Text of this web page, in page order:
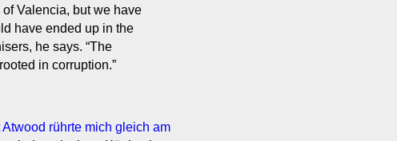
Valencia, but we have
have ended up in the
he says. “The
in corruption.”
rührte mich gleich am